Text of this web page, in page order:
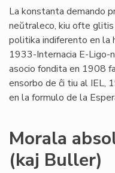
La konstanta demando
neŭtraleco, kiu ofte
politika indiferento en la
1933-Internacia E-Ligo-
asocio fondita en 1908
ensorbo de ĉi tiu al IEL,
en la formulo de la
Morala
(kaj Buller)